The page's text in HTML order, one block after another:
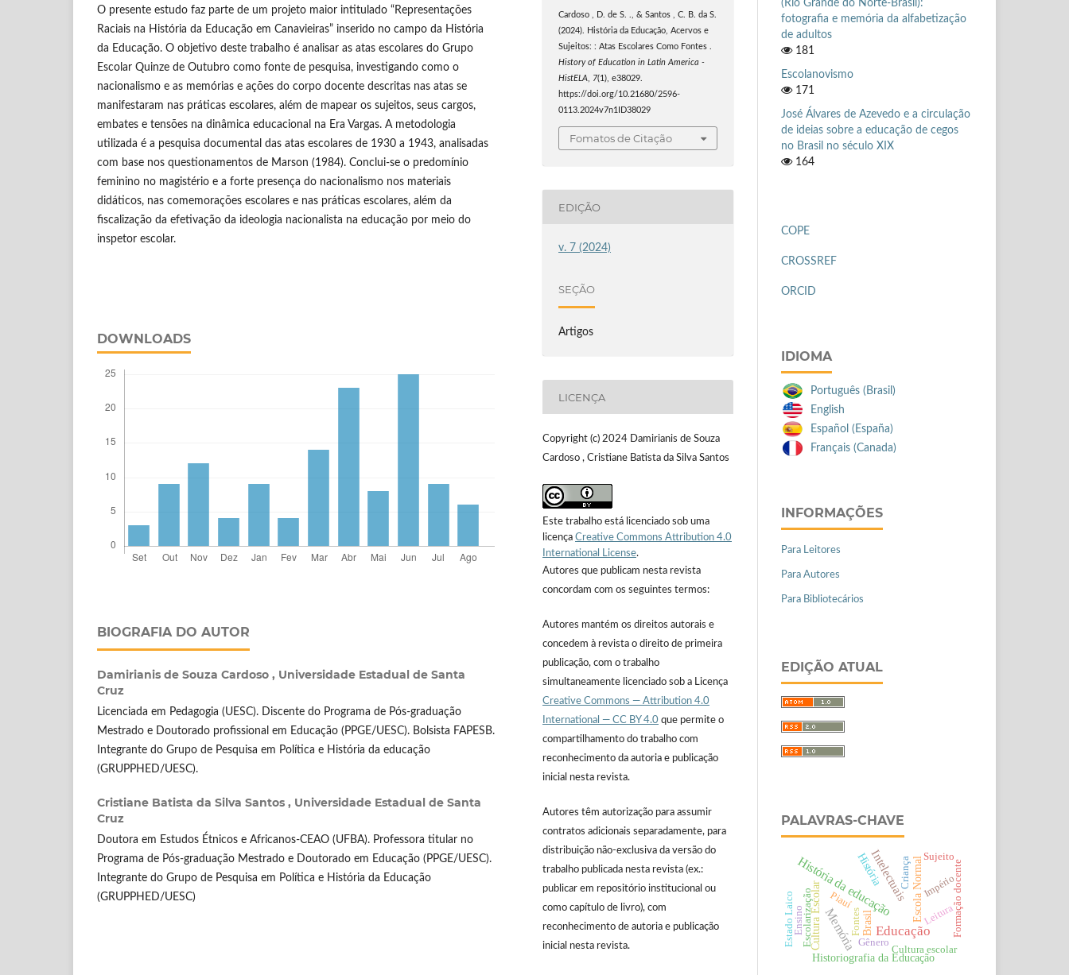
O presente estudo faz parte de um projeto maior intitulado “Representações
Raciais na História da Educação em Canavieiras” inserido no campo da História
da Educação. O objetivo deste trabalho é analisar as atas escolares do Grupo
Escolar Quinze de Outubro como fonte de pesquisa, investigando como o
nacionalismo e as memórias e ações do corpo docente descritas nas atas se
manifestaram nas práticas escolares, além de mapear os sujeitos, seus cargos,
embates e tensões na dinâmica educacional na Era Vargas. A metodologia
utilizada é a pesquisa documental das atas escolares de 1930 a 1943, analisadas
com base nos questionamentos de Marson (1984). Conclui-se o predomínio
feminino no magistério e a forte presença do nacionalismo nos materiais
didáticos, nas comemorações escolares e nas práticas escolares, além da
fiscalização da efetivação da ideologia nacionalista na educação por meio do
inspetor escolar.
DOWNLOADS
BIOGRAFIA DO AUTOR
Damirianis de Souza Cardoso , Universidade Estadual de Santa
Cruz
Licenciada em Pedagogia (UESC). Discente do Programa de Pós-graduação
Mestrado e Doutorado profissional em Educação (PPGE/UESC). Bolsista FAPESB.
Integrante do Grupo de Pesquisa em Política e História da educação
(GRUPPHED/UESC).
Cristiane Batista da Silva Santos , Universidade Estadual de Santa
Cruz
Doutora em Estudos Étnicos e Africanos-CEAO (UFBA). Professora titular no
Programa de Pós-graduação Mestrado e Doutorado em Educação (PPGE/UESC).
Integrante do Grupo de Pesquisa em Política e História da Educação
(GRUPPHED/UESC)
Cardoso , D. de S. ., & Santos , C. B. da S.
(2024). História da Educação, Acervos e
Sujeitos: : Atas Escolares Como Fontes .
History of Education in Latin America -
HistELA
7(1), e38029.
https://doi.org/10.21680/2596-
0113.2024v7n1ID38029
Fomatos de Citação
EDIÇÃO
v. 7 (2024)
SEÇÃO
Artigos
LICENÇA
Copyright (c) 2024 Damirianis de Souza
Cardoso , Cristiane Batista da Silva Santos
Este trabalho está licenciado sob uma
licença Creative Commons Attribution 4.0
International License.
Autores que publicam nesta revista
concordam com os seguintes termos:
Autores mantém os direitos autorais e
concedem à revista o direito de primeira
publicação, com o trabalho
simultaneamente licenciado sob a Licença
Creative Commons — Attribution 4.0
International — CC BY 4.0 que permite o
compartilhamento do trabalho com
reconhecimento da autoria e publicação
inicial nesta revista.
Autores têm autorização para assumir
contratos adicionais separadamente, para
distribuição não-exclusiva da versão do
trabalho publicada nesta revista (ex.:
publicar em repositório institucional ou
como capítulo de livro), com
reconhecimento de autoria e publicação
inicial nesta revista.
(Rio Grande do Norte-Brasil):
fotografia e memória da alfabetização
de adultos
181
Escolanovismo
171
José Álvares de Azevedo e a circulação
de ideias sobre a educação de cegos
no Brasil no século XIX
164
COPE
CROSSREF
ORCID
IDIOMA
Português (Brasil)
English
Español (España)
Français (Canada)
INFORMAÇÕES
Para Leitores
Para Autores
Para Bibliotecários
EDIÇÃO ATUAL
PALAVRAS-CHAVE
Educação
História da educação
Memória
Intelectuais
História
Brasil
Cultura Escolar Escola Normal
Historiografia da Educação
Império
Gênero
Escolarização
Cultura escolar
Formação docente
Leitura
Sujeito
Fontes
Piauí
Ensino
Estado Laico
Criança